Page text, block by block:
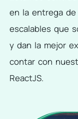
en la entrega
escalables que
y dan la mejor
contar con
ReactJS.